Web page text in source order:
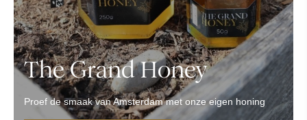
The Grand Honey
Proef de smaak van Amsterdam met onze eigen honing